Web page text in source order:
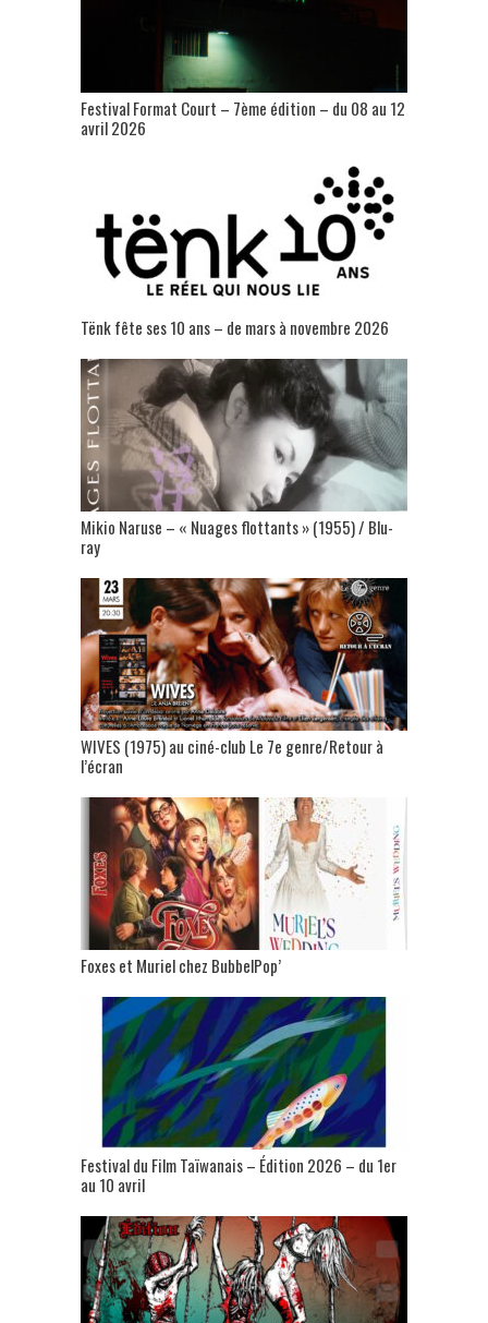
Festival Format Court – 7ème édition – du 08 au 12
avril 2026
Tënk fête ses 10 ans – de mars à novembre 2026
Mikio Naruse – « Nuages flottants » (1955) / Blu-
ray
WIVES (1975) au ciné-club Le 7e genre/Retour à
l’écran
Foxes et Muriel chez BubbelPop’
Festival du Film Taïwanais – Édition 2026 – du 1er
au 10 avril